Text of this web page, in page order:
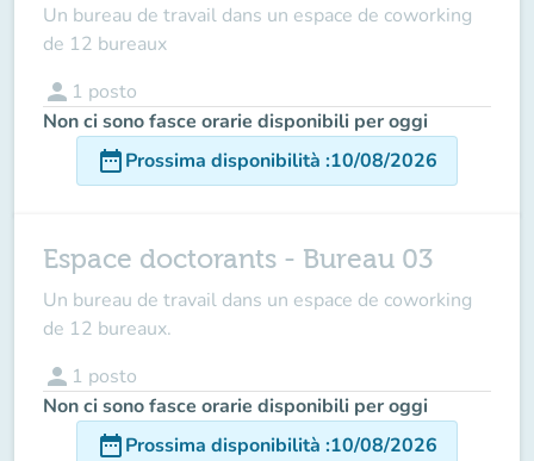
Un bureau de travail dans un espace de coworking
de 12 bureaux
person 1 posto
Non ci sono fasce orarie disponibili per oggi
date_rangeProssima disponibilità :10/08/2026
Espace doctorants - Bureau 03
Un bureau de travail dans un espace de coworking
de 12 bureaux.
person 1 posto
Non ci sono fasce orarie disponibili per oggi
date_rangeProssima disponibilità :10/08/2026